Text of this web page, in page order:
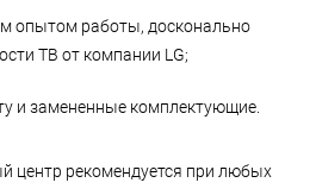
опытом работы, досконально
ТВ от компании LG;
и замененные комплектующие.
центр рекомендуется при любых